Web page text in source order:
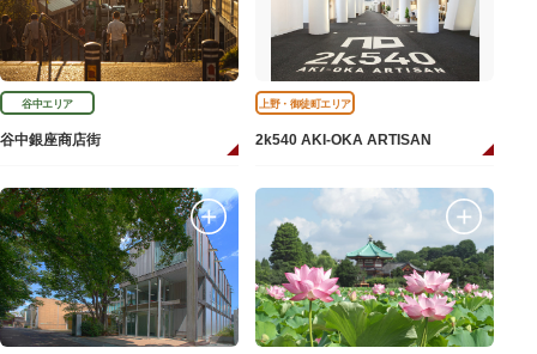
谷中エリア
谷中銀座商店街
上野・御徒町エリア
2k540 AKI-OKA ARTISAN